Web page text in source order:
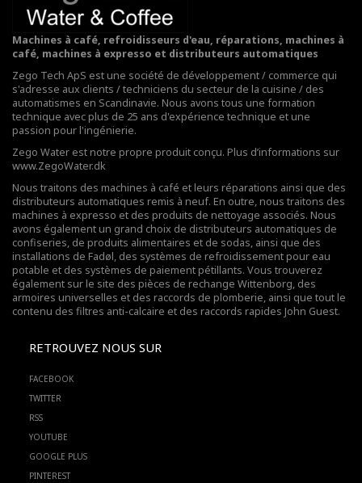
Machines à café, refroidisseurs d'eau, réparations, machines à
café, machines à expresso et distributeurs automatiques
Zego Tech ApS est une société de développement / commerce qui
s'adresse aux clients / techniciens du secteur de la cuisine / des
automatismes en Scandinavie. Nous avons tous une formation
technique avec plus de 25 ans d'expérience technique et une
passion pour l'ingénierie.
Zego Water est notre propre produit conçu. Plus d’informations sur
www.ZegoWater.dk
Nous traitons des machines à café et leurs réparations ainsi que des
distributeurs automatiques remis à neuf. En outre, nous traitons des
machines à expresso et des produits de nettoyage associés. Nous
avons également un grand choix de distributeurs automatiques de
confiseries, de produits alimentaires et de sodas, ainsi que des
installations de Fadøl, des systèmes de refroidissement pour eau
potable et des systèmes de paiement pétillants. Vous trouverez
également sur le site des pièces de rechange Wittenborg, des
armoires universelles et des raccords de plomberie, ainsi que tout le
contenu des filtres anti-calcaire et des raccords rapides John Guest.
RETROUVEZ NOUS SUR
FACEBOOK
TWITTER
RSS
YOUTUBE
GOOGLE PLUS
PINTEREST